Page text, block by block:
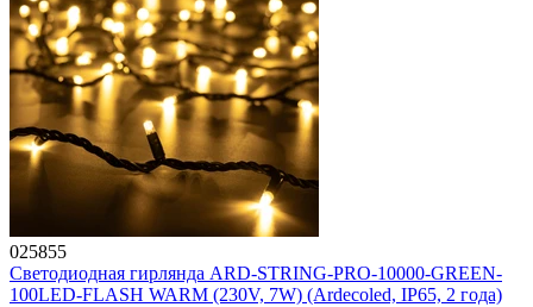
025855
Светодиодная гирлянда ARD-STRING-PRO-10000-GREEN-
100LED-FLASH WARM (230V, 7W) (Ardecoled, IP65, 2 года)